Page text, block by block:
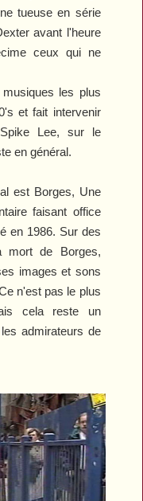
tueuse en série
avant l'heure
ceux qui ne
les plus
et fait intervenir
Lee, sur le
en général.
est Borges, Une
faisant office
en 1986. Sur des
mort de Borges,
images et sons
n'est pas le plus
cela reste un
admirateurs de